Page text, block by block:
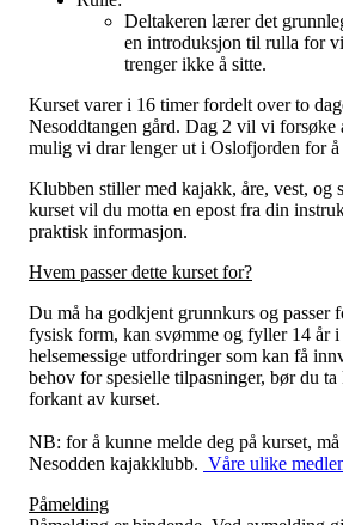
Deltakeren lærer det
en introduksjon til rulla for
trenger ikke å sitte.
Kurset varer i 16 timer fordelt over to
Nesoddtangen gård. Dag 2 vil vi forsøke
mulig vi drar lenger ut i Oslofjorden for å
Klubben stiller med kajakk, åre, vest, og
kurset vil du motta en epost fra din
praktisk informasjon.
Hvem passer dette kurset for?
Du må ha godkjent grunnkurs og passer
fysisk form, kan svømme og fyller 14 år
helsemessige utfordringer som kan få
behov for spesielle tilpasninger, bør du
forkant av kurset.
NB: for å kunne melde deg på kurset,
Nesodden kajakklubb. Våre ulike
Påmelding